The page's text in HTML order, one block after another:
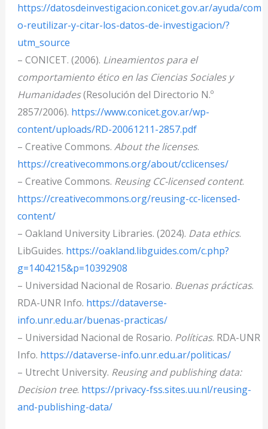
https://datosdeinvestigacion.conicet.gov.ar/ayuda/com
o-reutilizar-y-citar-los-datos-de-investigacion/?
utm_source
– CONICET. (2006). Lineamientos para el
comportamiento ético en las Ciencias Sociales y
Humanidades(Resolución del Directorio N.º
2857/2006). https://www.conicet.gov.ar/wp-
content/uploads/RD-20061211-2857.pdf
– Creative Commons. About the licenses.
https://creativecommons.org/about/cclicenses/
– Creative Commons. Reusing CC-licensed content.
https://creativecommons.org/reusing-cc-licensed-
content/
– Oakland University Libraries. (2024). Data ethics.
LibGuides. https://oakland.libguides.com/c.php?
g=1404215&p=10392908
– Universidad Nacional de Rosario. Buenas prácticas.
RDA-UNR Info. https://dataverse-
info.unr.edu.ar/buenas-practicas/
– Universidad Nacional de Rosario. Políticas. RDA-UNR
Info. https://dataverse-info.unr.edu.ar/politicas/
– Utrecht University. Reusing and publishing data:
Decision tree. https://privacy-fss.sites.uu.nl/reusing-
and-publishing-data/